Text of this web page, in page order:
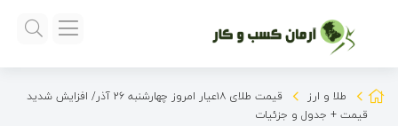
طلا و ارز
قیمت طلای ۱۸عیار امروز چهارشنبه ۲۶ آذر/ افزایش شدید
قیمت + جدول و جزئیات